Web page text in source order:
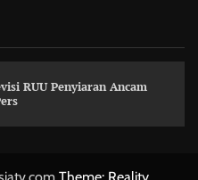
RUU Penyiaran Ancam